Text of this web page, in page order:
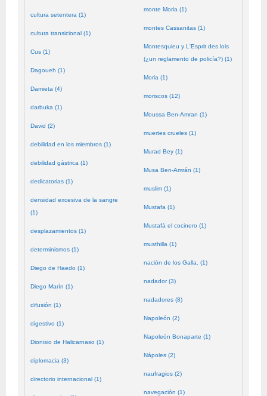
cultura setentera (1)
cultura transicional (1)
Cus (1)
Dagoueh (1)
Damieta (4)
darbuka (1)
David (2)
debilidad en los miembros (1)
debilidad gástrica (1)
dedicatorias (1)
densidad excesiva de la sangre
(1)
desplazamientos (1)
determinismos (1)
Diego de Haedo (1)
Diego Marín (1)
difusión (1)
digestivo (1)
Dionisio de Halicarnaso (1)
diplomacia (3)
directorio internacional (1)
monte Moria (1)
montes Cassanitas (1)
Montesquieu y L'Esprit des lois
(¿un reglamento de policía?) (1)
Moria (1)
moriscos (12)
Moussa Ben-Amran (1)
muertes crueles (1)
Murad Bey (1)
Musa Ben-Amrán (1)
muslim (1)
Mustafa (1)
Mustafá el cocinero (1)
musthilla (1)
nación de los Galla. (1)
nadador (3)
nadadores (8)
Napoleón (2)
Napoleón Bonaparte (1)
Nápoles (2)
naufragios (2)
navegación (1)